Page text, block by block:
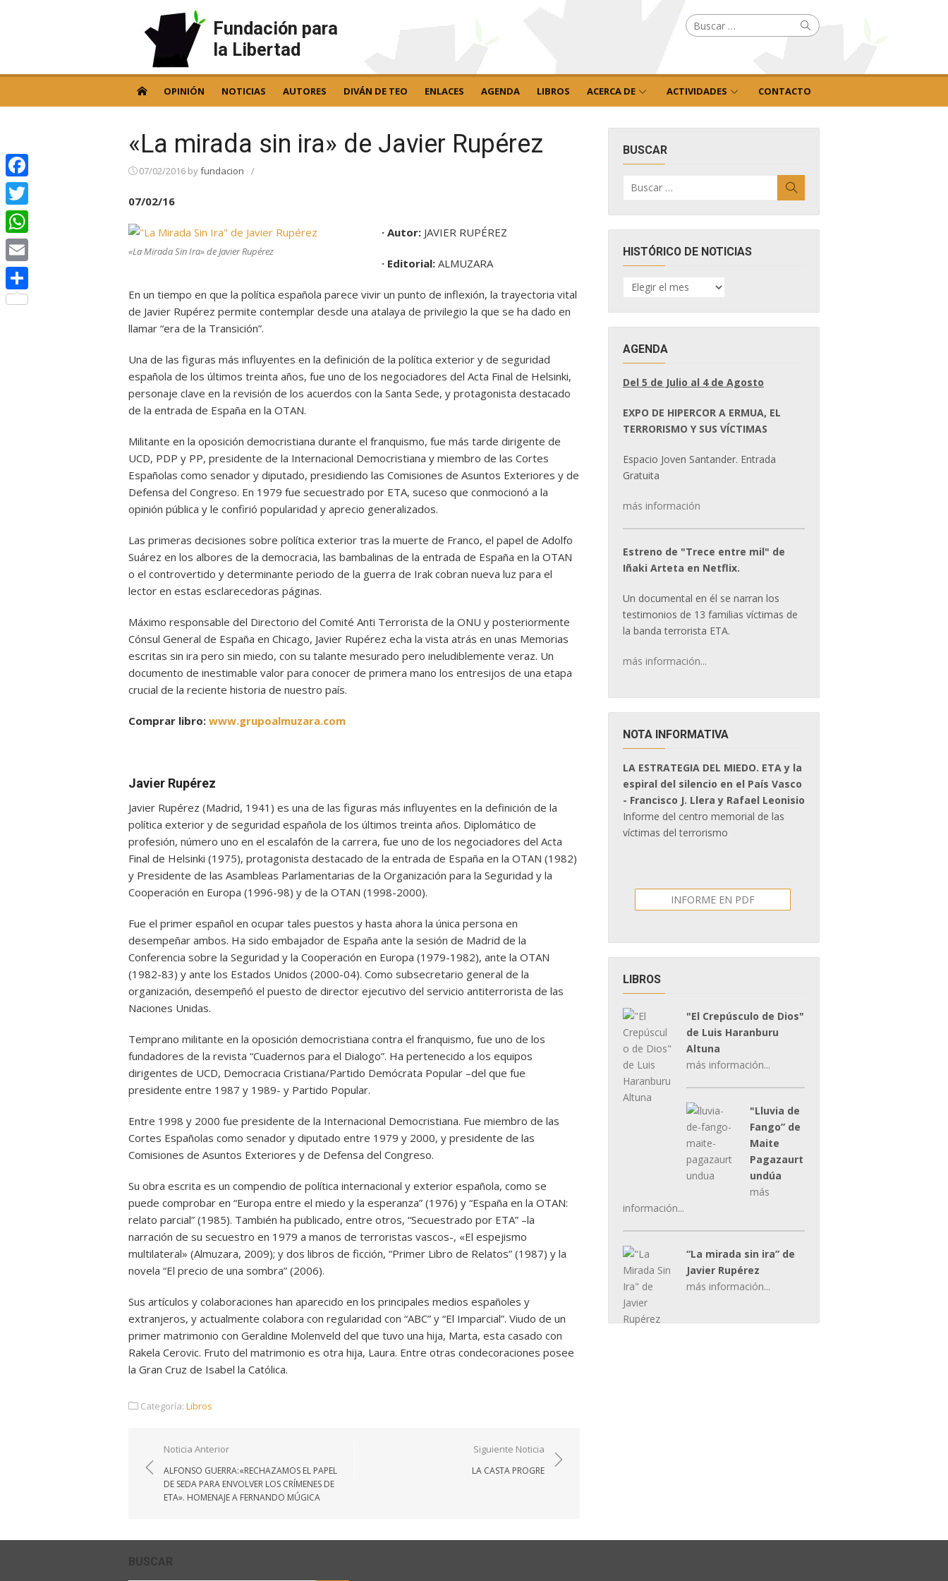
Fundación para
la Libertad
Buscar
por: Buscar
OPINIÓN NOTICIAS AUTORES DIVÁN DE TEO ENLACES AGENDA LIBROS ACERCA DE ACTIVIDADES CONTACTO
«La mirada sin ira» de Javier Rupérez
07/02/2016 byfundacion /
07/02/16
«La Mirada Sin Ira» de Javier Rupérez
· Autor: JAVIER RUPÉREZ
· Editorial: ALMUZARA
En un tiempo en que la política española parece vivir un punto de inflexión, la trayectoria vital
de Javier Rupérez permite contemplar desde una atalaya de privilegio la que se ha dado en
llamar “era de la Transición”.
Una de las figuras más influyentes en la definición de la política exterior y de seguridad
española de los últimos treinta años, fue uno de los negociadores del Acta Final de Helsinki,
personaje clave en la revisión de los acuerdos con la Santa Sede, y protagonista destacado
de la entrada de España en la OTAN.
Militante en la oposición democristiana durante el franquismo, fue más tarde dirigente de
UCD, PDP y PP, presidente de la Internacional Democristiana y miembro de las Cortes
Españolas como senador y diputado, presidiendo las Comisiones de Asuntos Exteriores y de
Defensa del Congreso. En 1979 fue secuestrado por ETA, suceso que conmocionó a la
opinión pública y le confirió popularidad y aprecio generalizados.
Las primeras decisiones sobre política exterior tras la muerte de Franco, el papel de Adolfo
Suárez en los albores de la democracia, las bambalinas de la entrada de España en la OTAN
o el controvertido y determinante periodo de la guerra de Irak cobran nueva luz para el
lector en estas esclarecedoras páginas.
Máximo responsable del Directorio del Comité Anti Terrorista de la ONU y posteriormente
Cónsul General de España en Chicago, Javier Rupérez echa la vista atrás en unas Memorias
escritas sin ira pero sin miedo, con su talante mesurado pero ineludiblemente veraz. Un
documento de inestimable valor para conocer de primera mano los entresijos de una etapa
crucial de la reciente historia de nuestro país.
Comprar libro: www.grupoalmuzara.com
Javier Rupérez
Javier Rupérez (Madrid, 1941) es una de las figuras más influyentes en la definición de la
política exterior y de seguridad española de los últimos treinta años. Diplomático de
profesión, número uno en el escalafón de la carrera, fue uno de los negociadores del Acta
Final de Helsinki (1975), protagonista destacado de la entrada de España en la OTAN (1982)
y Presidente de las Asambleas Parlamentarias de la Organización para la Seguridad y la
Cooperación en Europa (1996-98) y de la OTAN (1998-2000).
Fue el primer español en ocupar tales puestos y hasta ahora la única persona en
desempeñar ambos. Ha sido embajador de España ante la sesión de Madrid de la
Conferencia sobre la Seguridad y la Cooperación en Europa (1979-1982), ante la OTAN
(1982-83) y ante los Estados Unidos (2000-04). Como subsecretario general de la
organización, desempeñó el puesto de director ejecutivo del servicio antiterrorista de las
Naciones Unidas.
Temprano militante en la oposición democristiana contra el franquismo, fue uno de los
fundadores de la revista “Cuadernos para el Dialogo”. Ha pertenecido a los equipos
dirigentes de UCD, Democracia Cristiana/Partido Demócrata Popular –del que fue
presidente entre 1987 y 1989- y Partido Popular.
Entre 1998 y 2000 fue presidente de la Internacional Democristiana. Fue miembro de las
Cortes Españolas como senador y diputado entre 1979 y 2000, y presidente de las
Comisiones de Asuntos Exteriores y de Defensa del Congreso.
Su obra escrita es un compendio de política internacional y exterior española, como se
puede comprobar en “Europa entre el miedo y la esperanza” (1976) y “España en la OTAN:
relato parcial” (1985). También ha publicado, entre otros, “Secuestrado por ETA” –la
narración de su secuestro en 1979 a manos de terroristas vascos-, «El espejismo
multilateral» (Almuzara, 2009); y dos libros de ficción, “Primer Libro de Relatos” (1987) y la
novela “El precio de una sombra” (2006).
Sus artículos y colaboraciones han aparecido en los principales medios españoles y
extranjeros, y actualmente colabora con regularidad con “ABC” y “El Imparcial”. Viudo de un
primer matrimonio con Geraldine Molenveld del que tuvo una hija, Marta, esta casado con
Rakela Cerovic. Fruto del matrimonio es otra hija, Laura. Entre otras condecoraciones posee
la Gran Cruz de Isabel la Católica.
Categoría: Libros
Navegación
de
entradas
Noticia Anterior
ALFONSO GUERRA:«RECHAZAMOS EL PAPEL
DE SEDA PARA ENVOLVER LOS CRÍMENES DE
ETA». HOMENAJE A FERNANDO MÚGICA
Siguiente Noticia
LA CASTA PROGRE
BUSCAR
por:
HISTÓRICO DE NOTICIAS
HISTÓRICO
DE
AGENDA
Del 5 de Julio al 4 de Agosto
EXPO DE HIPERCOR A ERMUA, EL
TERRORISMO Y SUS VÍCTIMAS
Espacio Joven Santander. Entrada
Gratuita
más información
Estreno de "Trece entre mil" de
Iñaki Arteta en Netflix.
Un documental en él se narran los
testimonios de 13 familias víctimas de
la banda terrorista ETA.
más información...
NOTA INFORMATIVA
LA ESTRATEGIA DEL MIEDO. ETA y la
espiral del silencio en el País Vasco
- Francisco J. Llera y Rafael Leonisio
Informe del centro memorial de las
víctimas del terrorismo
INFORME EN PDF
LIBROS
"El Crepúsculo de Dios"
de Luis Haranburu
Altuna
más información...
"Lluvia de
Fango” de
Maite
Pagazaurt
undúa
más
información...
“La mirada sin ira” de
Javier Rupérez
más información...
BUSCAR
Facebook
Twitter
WhatsApp
Email
Compartir